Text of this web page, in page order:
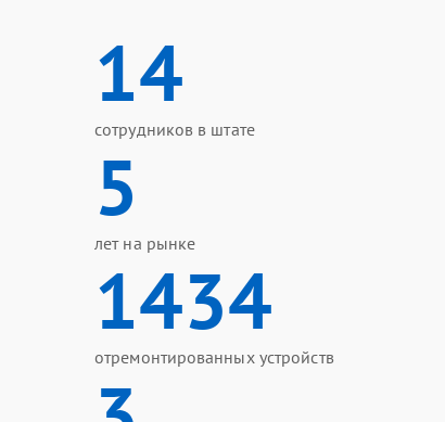
14
сотрудников в штате
5
лет на рынке
1434
отремонтированных устройств